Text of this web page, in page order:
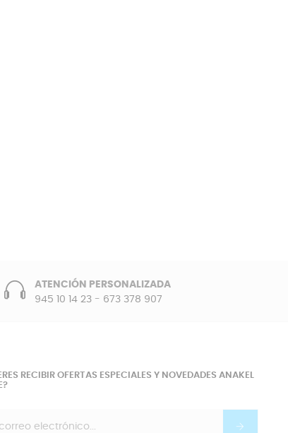
ATENCIÓN PERSONALIZADA
945 10 14 23 - 673 378 907
RECIBIR OFERTAS ESPECIALES Y NOVEDADES ANAKEL